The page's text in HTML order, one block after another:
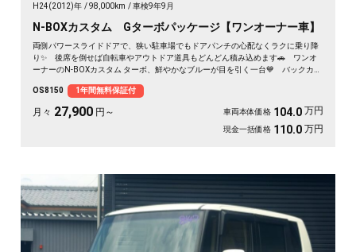
H24(2012)年 98,000km 車検9年9月
N-BOXカスタム Gターボパッケージ【ワンオーナー車】
両側パワースライドドアで、狭い駐車場でもドアパンチの心配なくラクに乗り降
り✨ 後席を倒せば自転車やアウトドア道具もどんどん積み込めます🚗 ワンオ
ーナーのN-BOXカスタム ターボ、鮮やかなブルーが目を引く一台💙 バックカメ
一台で毎日がぐっと身軽になりますよ。クルコン付きで高速移動もゆったり快
適。安心してお乗りいただける《1年保証付》です😊
OS8150 1年間無料保証付
月々 27,900 円～ 車両本体価格 104.0 万円
現金一括価格 110.0 万円